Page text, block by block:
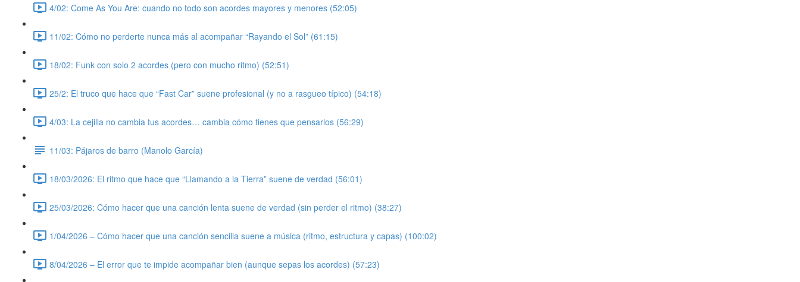
4/02: Come As You Are: cuando no todo son acordes mayores y menores (52:05)
11/02: Cómo no perderte nunca más al acompañar “Rayando el Sol” (61:15)
18/02: Funk con solo 2 acordes (pero con mucho ritmo) (52:51)
25/2: El truco que hace que “Fast Car” suene profesional (y no a rasgueo típico) (54:18)
4/03: La cejilla no cambia tus acordes… cambia cómo tienes que pensarlos (56:29)
11/03: Pájaros de barro (Manolo García)
18/03/2026: El ritmo que hace que “Llamando a la Tierra” suene de verdad (56:01)
25/03/2026: Cómo hacer que una canción lenta suene de verdad (sin perder el ritmo) (38:27)
1/04/2026 – Cómo hacer que una canción sencilla suene a música (ritmo, estructura y capas) (100:02)
8/04/2026 – El error que te impide acompañar bien (aunque sepas los acordes) (57:23)